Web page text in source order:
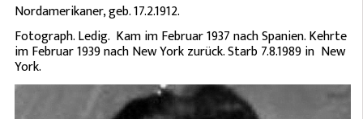
Nordamerikaner, geb. 17.2.1912.
Fotograph. Ledig. Kam im Februar 1937 nach Spanien. Kehrte
im Februar 1939 nach New York zurück. Starb 7.8.1989 in New
York.